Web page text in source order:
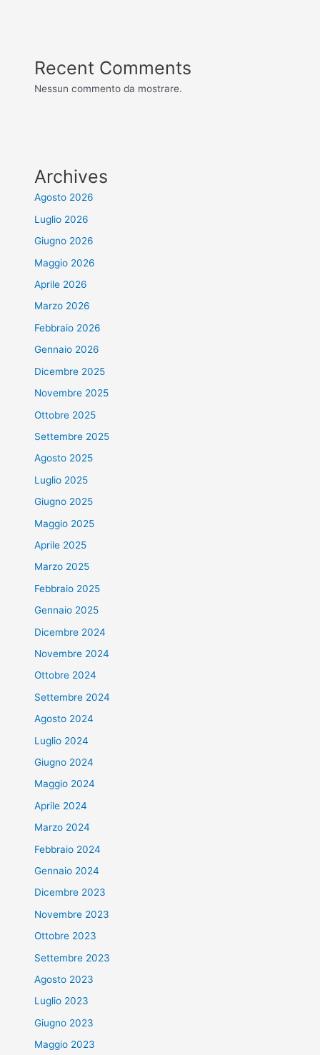
Recent Comments
Nessun commento da mostrare.
Archives
Agosto 2026
Luglio 2026
Giugno 2026
Maggio 2026
Aprile 2026
Marzo 2026
Febbraio 2026
Gennaio 2026
Dicembre 2025
Novembre 2025
Ottobre 2025
Settembre 2025
Agosto 2025
Luglio 2025
Giugno 2025
Maggio 2025
Aprile 2025
Marzo 2025
Febbraio 2025
Gennaio 2025
Dicembre 2024
Novembre 2024
Ottobre 2024
Settembre 2024
Agosto 2024
Luglio 2024
Giugno 2024
Maggio 2024
Aprile 2024
Marzo 2024
Febbraio 2024
Gennaio 2024
Dicembre 2023
Novembre 2023
Ottobre 2023
Settembre 2023
Agosto 2023
Luglio 2023
Giugno 2023
Maggio 2023